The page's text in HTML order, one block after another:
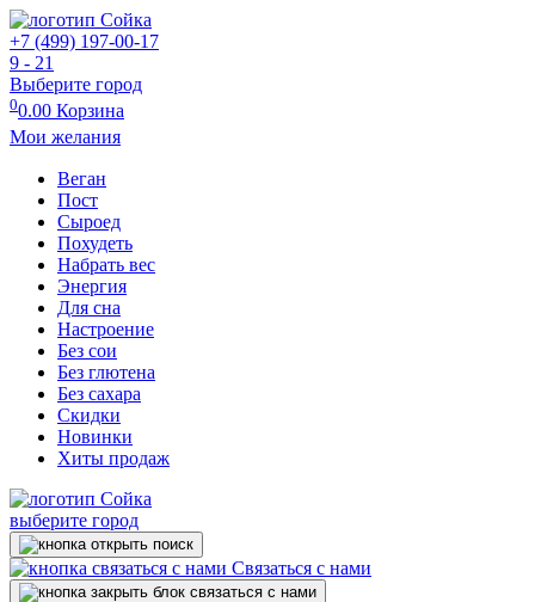
+7 (499) 197-00-17
9 - 21
Выберите город
00.00 Корзина
Мои желания
Веган
Пост
Сыроед
Похудеть
Набрать вес
Энергия
Для сна
Настроение
Без сои
Без глютена
Без сахара
Скидки
Новинки
Хиты продаж
выберите город
Связаться с нами